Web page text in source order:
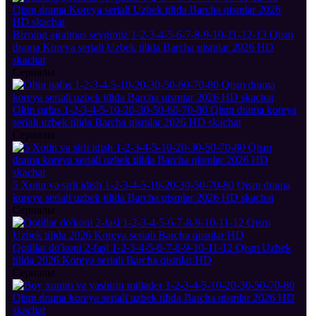
Bizning ajralmas sevgimiz 1-2-3-4-5-6-7-8-9-10-11-12-13 Qism
drama Koreya seriali Uzbek tilida Barcha qismlar 2026 HD
skachat
Сериалы
Oltin qafas 1-2-3-4-5-10-20-30-50-60-70-80 Qism drama koreya
seriali uzbek tilida Barcha qismlar 2026 HD skachat
Сериалы
5 Xotin va sirli idish 1-2-3-4-5-10-20-30-50-70-80 Qism drama
koreya seriali uzbek tilida Barcha qismlar 2026 HD skachat
Сериалы
Qotillar do'koni 2-fasl 1-2-3-4-5-6-7-8-9-10-11-12 Qism Uzbek
tilida 2026 Koreya seriali Barcha qismlar HD
Сериалы